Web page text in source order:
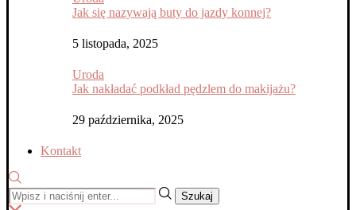
Jak się nazywają buty do jazdy konnej?
5 listopada, 2025
Uroda
Jak nakładać podkład pędzlem do makijażu?
29 października, 2025
Kontakt
Szukaj